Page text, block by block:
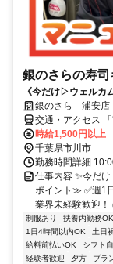
銀のさらの寿
《今だけ▷ウェルカ
銀のさら 浦安店
交通・アクセス
時給1,500円以上
千葉県市川市
勤務時間詳細
仕事内容 ✨今だ
ポイント≫ ✅週1
業界未経験歓迎
制服あり 扶養内勤務OK
1日4時間以内OK
土日
給料前払いOK
シフト
経験者歓迎
夕方 ブラ